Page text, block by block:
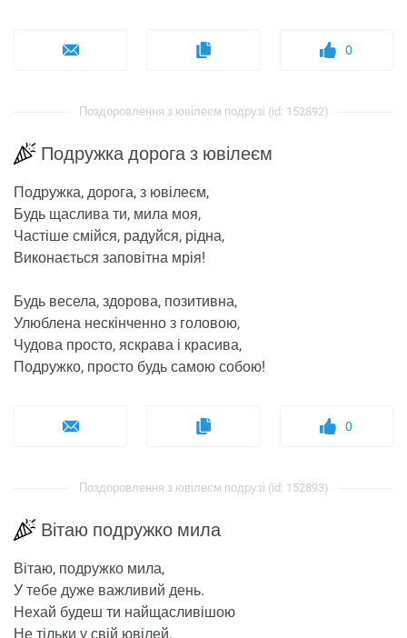
0
Поздоровлення з ювілеєм подрузі (id: 152892)
Подружка дорога з ювілеєм
Подружка, дорога, з ювілеєм,
Будь щаслива ти, мила моя,
Частіше смійся, радуйся, рідна,
Виконається заповітна мрія!
Будь весела, здорова, позитивна,
Улюблена нескінченно з головою,
Чудова просто, яскрава і красива,
Подружко, просто будь самою собою!
0
Поздоровлення з ювілеєм подрузі (id: 152893)
Вітаю подружко мила
Вітаю, подружко мила,
У тебе дуже важливий день.
Нехай будеш ти найщасливішою
Не тільки у свій ювілей.